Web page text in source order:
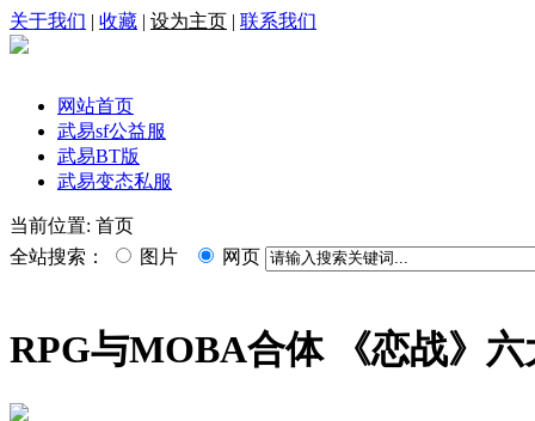
关于我们 | 收藏 | 设为主页 | 联系我们
网站首页
武易sf公益服
武易BT版
武易变态私服
当前位置: 首页
全站搜索：
图片 网页
RPG与MOBA合体 《恋战》